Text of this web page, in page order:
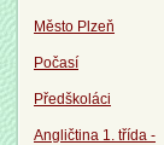
Město Plzeň
Počasí
Předškoláci
Angličtina 1. třída -